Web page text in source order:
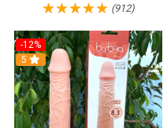
(912)
-12%
5